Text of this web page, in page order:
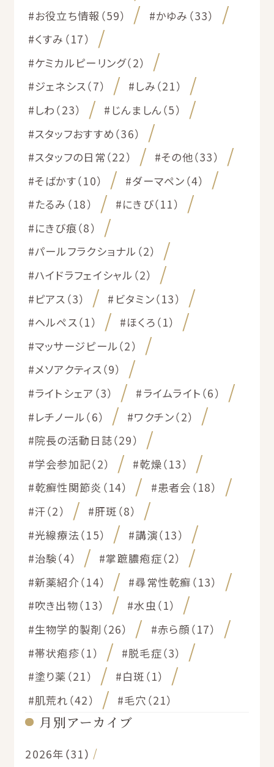
#お役立ち情報（59）
#かゆみ（33）
#くすみ（17）
#ケミカルピーリング（2）
#ジェネシス（7）
#しみ（21）
#しわ（23）
#じんましん（5）
#スタッフおすすめ（36）
#スタッフの日常（22）
#その他（33）
#そばかす（10）
#ダーマペン（4）
#たるみ（18）
#にきび（11）
#にきび痕（8）
#パールフラクショナル（2）
#ハイドラフェイシャル（2）
#ピアス（3）
#ビタミン（13）
#ヘルペス（1）
#ほくろ（1）
#マッサージピール（2）
#メソアクティス（9）
#ライトシェア（3）
#ライムライト（6）
#レチノール（6）
#ワクチン（2）
#院長の活動日誌（29）
#学会参加記（2）
#乾燥（13）
#乾癬性関節炎（14）
#患者会（18）
#汗（2）
#肝斑（8）
#光線療法（15）
#講演（13）
#治験（4）
#掌蹠膿疱症（2）
#新薬紹介（14）
#尋常性乾癬（13）
#吹き出物（13）
#水虫（1）
#生物学的製剤（26）
#赤ら顔（17）
#帯状疱疹（1）
#脱毛症（3）
#塗り薬（21）
#白斑（1）
#肌荒れ（42）
#毛穴（21）
月別アーカイブ
2026年（31）